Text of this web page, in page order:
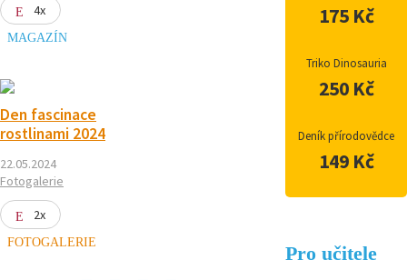
4x
MAGAZÍN
Den fascinace
rostlinami 2024
22.05.2024
Fotogalerie
2x
FOTOGALERIE
175 Kč
Triko Dinosauria
250 Kč
Deník přírodovědce
149 Kč
Pro učitele